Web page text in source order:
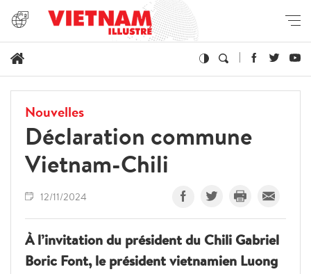
Nouvelles
Déclaration commune
Vietnam-Chili
12/11/2024
À l’invitation du président du Chili Gabriel
Boric Font, le président vietnamien Luong